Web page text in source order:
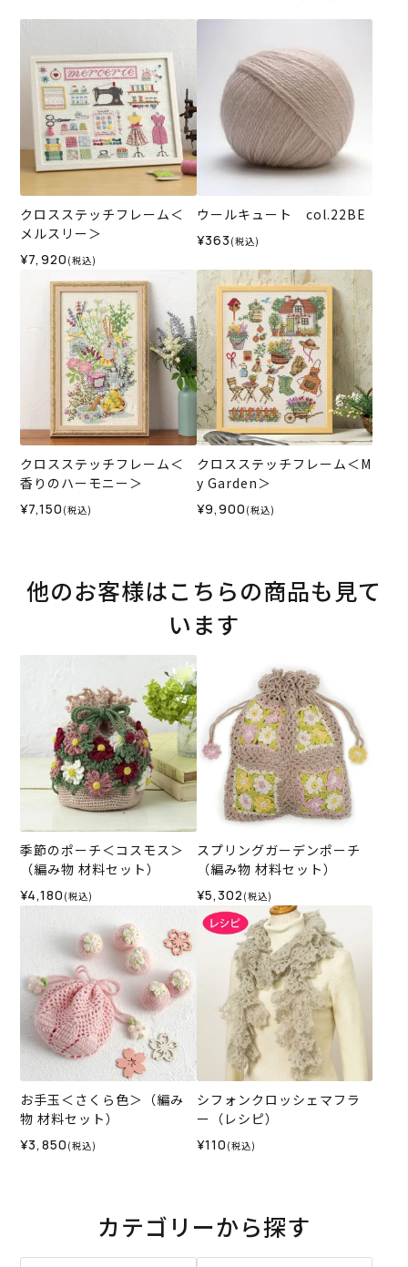
クロスステッチフレーム＜
メルスリー＞
¥7,920 (税込)
ウールキュート col.22BE
¥363 (税込)
クロスステッチフレーム＜
香りのハーモニー＞
¥7,150 (税込)
クロスステッチフレーム＜M
y Garden＞
¥9,900 (税込)
他のお客様はこちらの商品も見て
います
季節のポーチ＜コスモス＞
（編み物 材料セット）
¥4,180 (税込)
スプリングガーデンポーチ
（編み物 材料セット）
¥5,302 (税込)
お手玉＜さくら色＞（編み
物 材料セット）
¥3,850 (税込)
シフォンクロッシェマフラ
ー（レシピ）
¥110 (税込)
カテゴリーから探す